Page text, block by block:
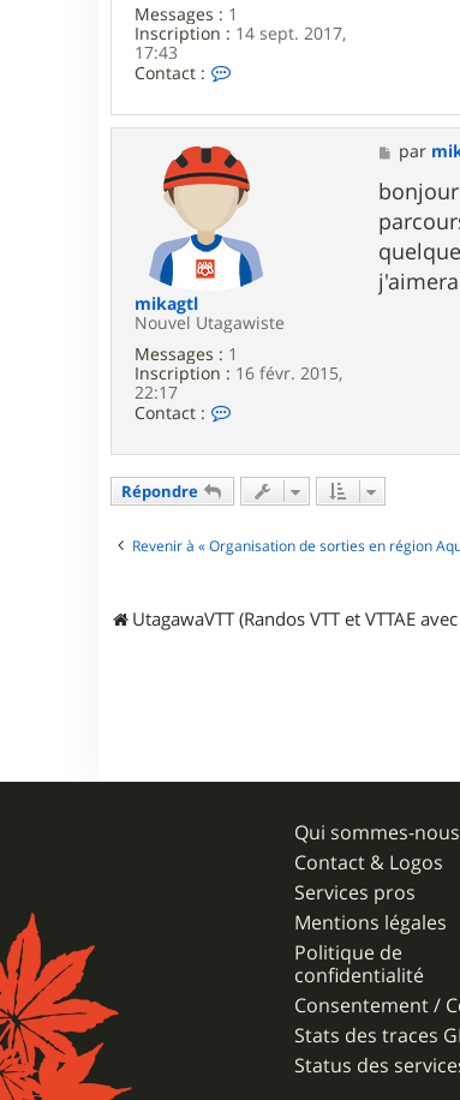
Messages : 1
Inscription : 14 sept. 2017,
17:43
Contact :
t
c
t
e
S
o
u
3
mikagtl
Nouvel Utagawiste
Messages : 1
Inscription : 16 févr. 2015,
22:17
Contact :
c
e
k
M
e
s
s
a
g
e
par
Répondre
Revenir à « Organisation de sorties en région
UtagawaVTT (Randos VTT et VTTAE
Qui sommes-
Contact & Logos
Services pros
Mentions légales
Politique de
confidentialité
Consentement /
Stats des traces
Status des